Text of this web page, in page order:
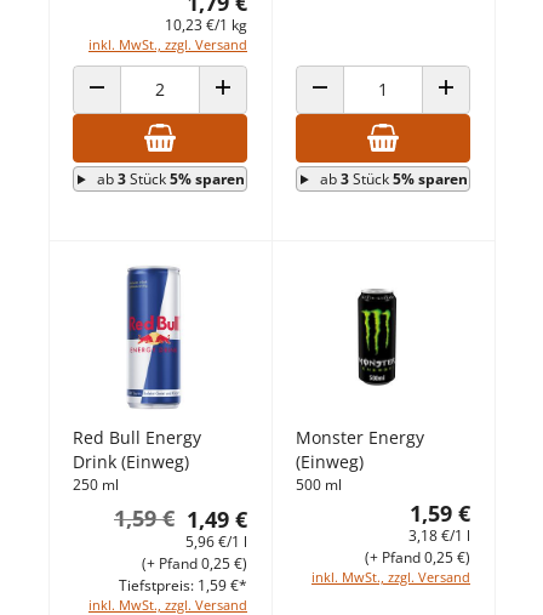
10,23 €/1 kg
inkl. MwSt., zzgl. Versand
ANZAHL VERRINGERNANZAHL ERHÖHEN
ab3Stück5% sparen
ANZAHL VERRINGERNANZAHL
ab3Stück5% sparen
Red Bull Energy
Drink (Einweg)
250 ml
1,49 €
1,59 €
5,96 €/1 l
inkl. MwSt., zzgl. Versand
(+ Pfand 0,25 €)
Tiefstpreis: 1,59 €*
Monster Energy
(Einweg)
500 ml
1,59 €
3,18 €/1 l
inkl. MwSt., zzgl. Versand
(+ Pfand 0,25 €)